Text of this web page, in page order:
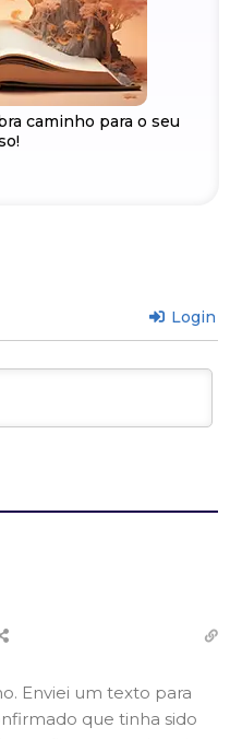
caminho para o seu
Login
Enviei um texto para
que tinha sido